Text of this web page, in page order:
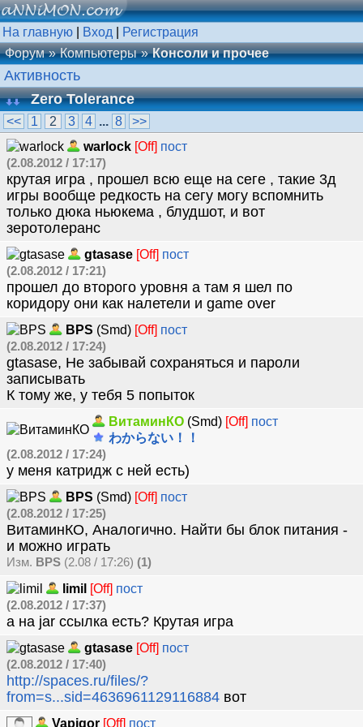
На главную Вход
Регистрация
Форум
Компьютеры Консоли и прочее
Активность
Zero Tolerance
<< 1 2 3 4 ... 8
>>
warlock [Off] пост
(2.08.2012 / 17:17)
крутая игра , прошел всю еще на сеге , такие 3д
игры вообще редкость на сегу могу вспомнить
только дюка ньюкема , блудшот, и вот
зеротолеранс
gtasase [Off] пост
(2.08.2012 / 17:21)
прошел до второго уровня а там я шел по
коридору они как налетели и game over
BPS (Smd) [Off] пост
(2.08.2012 / 17:24)
gtasase, Не забывай сохраняться и пароли
записывать
К тому же, у тебя 5 попыток
ВитаминКО (Smd) [Off] пост
わからない！！
(2.08.2012 / 17:24)
у меня катридж с ней есть)
BPS (Smd) [Off] пост
(2.08.2012 / 17:25)
ВитаминКО, Аналогично. Найти бы блок питания -
и можно играть
Изм. BPS (2.08 / 17:26) (1)
limil [Off] пост
(2.08.2012 / 17:37)
а на jar ссылка есть? Крутая игра
gtasase [Off] пост
(2.08.2012 / 17:40)
http://spaces.ru/files/?
from=s...sid=4636961129116884 вот
Vapigor [Off] пост